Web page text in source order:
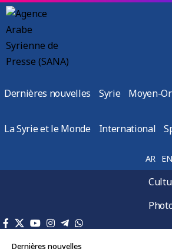
Dernières nouvelles Syrie Moyen-
La Syrie et le Monde International
AR EN
Dernières nouvelles